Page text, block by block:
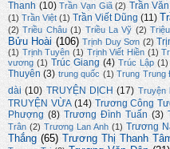
Thanh (10) Trần Vạn Giã (2) Trần
(1) Trần Việt (1) Trần Viết Dũng (11)
(2) Triều Châu (1) Triều La Vỹ (2)
Bửu Hoài (106) Trịnh Duy Sơn (2)
(1) Trịnh Tuyên (1) Trịnh Viết Hiền (1)
vương (1) Trúc Giang (4) Trúc Lập (1)
Thuyên (3) trung quốc (1) Trung Trung
dài (10) TRUYỆN DỊCH (17) Truyện
TRUYỆN VỪA (14) Trương Công
Phượng (8) Trương Đình Tuấn (3)
Trân (2) Trương Lan Anh (1) Trương
Thắng (65) Trương Thị Thanh